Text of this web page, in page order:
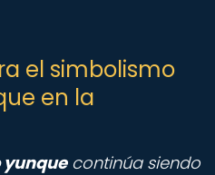
el simbolismo
en la
continúa siendo